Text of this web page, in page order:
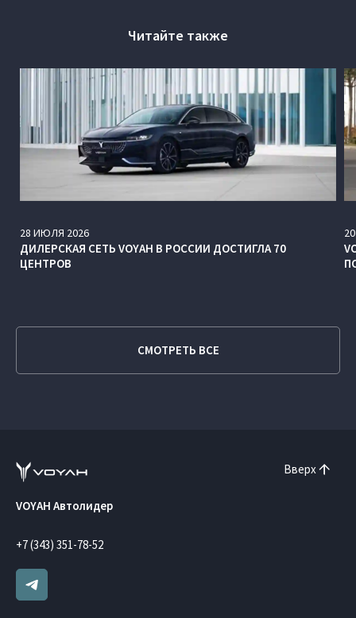
Читайте также
28 ИЮЛЯ 2026
ДИЛЕРСКАЯ СЕТЬ VOYAH В РОССИИ ДОСТИГЛА 70
ЦЕНТРОВ
20
СМОТРЕТЬ ВСЕ
Вверх
VOYAH Автолидер
+7 (343) 351-78-52